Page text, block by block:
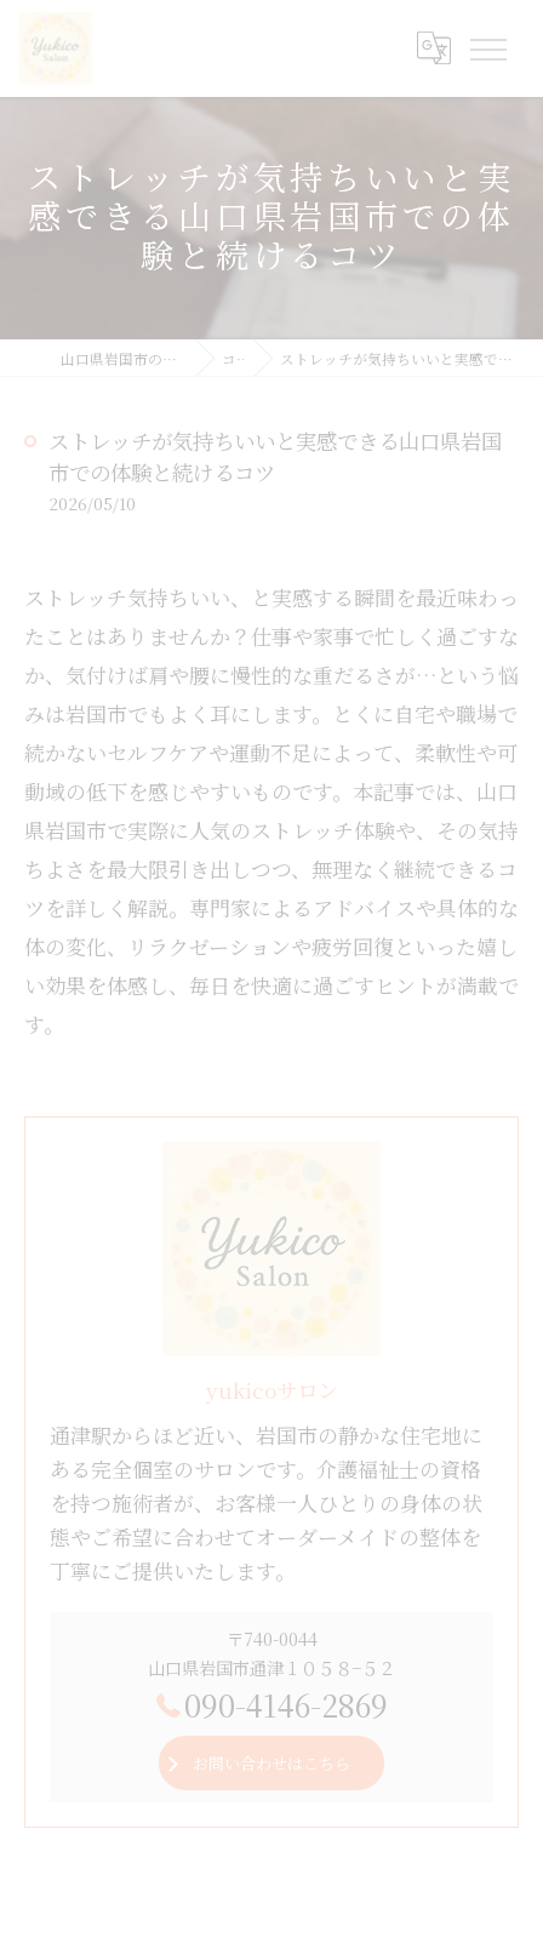
ストレッチが気持ちいいと実
感できる山口県岩国市での体
験と続けるコツ
山口県岩国市の整体ならyukicoサロン コラム ストレッチが気持ちいいと実感できる山口県岩国市での体験と続けるコツ
ストレッチが気持ちいいと実感できる山口県岩国
市での体験と続けるコツ
2026/05/10
ストレッチ気持ちいい、と実感する瞬間を最近味わっ
たことはありませんか？仕事や家事で忙しく過ごすな
か、気付けば肩や腰に慢性的な重だるさが…という悩
みは岩国市でもよく耳にします。とくに自宅や職場で
続かないセルフケアや運動不足によって、柔軟性や可
動域の低下を感じやすいものです。本記事では、山口
県岩国市で実際に人気のストレッチ体験や、その気持
ちよさを最大限引き出しつつ、無理なく継続できるコ
ツを詳しく解説。専門家によるアドバイスや具体的な
体の変化、リラクゼーションや疲労回復といった嬉し
い効果を体感し、毎日を快適に過ごすヒントが満載で
す。
yukicoサロン
通津駅からほど近い、岩国市の静かな住宅地に
ある完全個室のサロンです。介護福祉士の資格
を持つ施術者が、お客様一人ひとりの身体の状
態やご希望に合わせてオーダーメイドの整体を
丁寧にご提供いたします。
〒740-0044
山口県岩国市通津１０５８−５２
090-4146-2869
お問い合わせはこちら